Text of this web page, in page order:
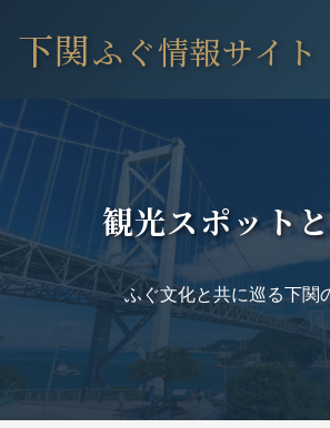
下関ふぐ情報サイト
観光スポット
ふぐ文化と共に巡る下関